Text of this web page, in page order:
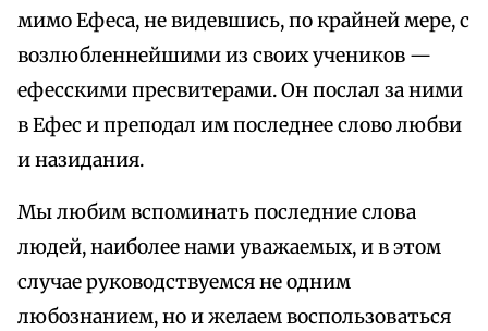
мимо Ефеса, не видевшись, по крайней мере, с
возлюбленнейшими из своих учеников —
ефесскими пресвитерами. Он послал за ними
в Ефес и преподал им последнее слово любви
и назидания.
Мы любим вспоминать последние слова
людей, наиболее нами уважаемых, и в этом
случае руководствуемся не одним
любознанием, но и желаем воспользоваться